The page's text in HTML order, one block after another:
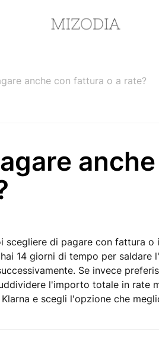
anche con fattura o a rate?
scegliere di pagare con fattura
14 giorni di tempo per saldare
Se invece
l'importo totale in rate
e scegli l'opzione che